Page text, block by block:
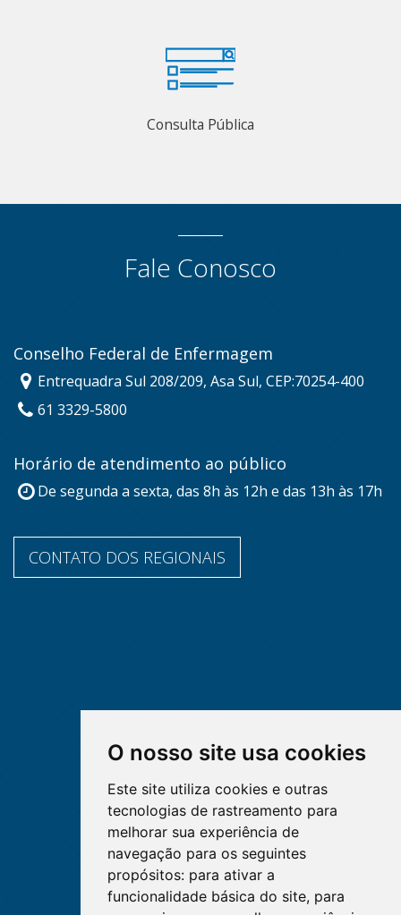
O nosso site usa cookies
Este site utiliza cookies e outras
tecnologias de rastreamento para
melhorar sua experiência de
navegação para os seguintes
propósitos: para ativar a
funcionalidade básica do site, para
Consulta Pública
Fale Conosco
Conselho Federal de Enfermagem
Entrequadra Sul 208/209, Asa Sul, CEP:70254-400
61 3329-5800
Horário de atendimento ao público
De segunda a sexta, das 8h às 12h e das 13h às 17h
CONTATO DOS REGIONAIS